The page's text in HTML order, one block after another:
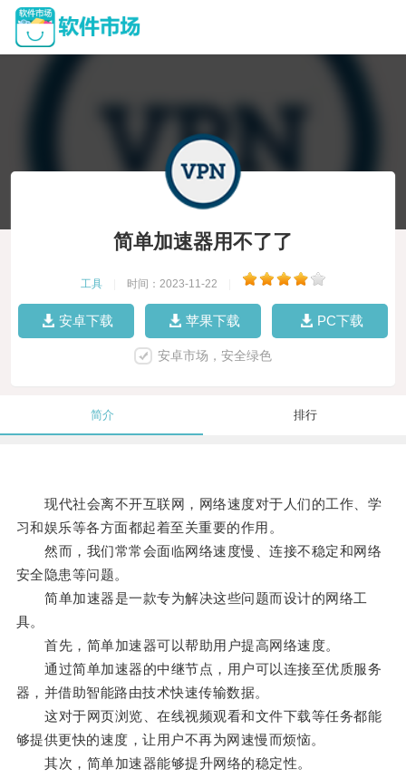
简单加速器用不了了
工具 时间：2023-11-22
安卓下载 苹果下载 PC下载
安卓市场，安全绿色
简介 排行
现代社会离不开互联网，网络速度对于人们的工作、学
习和娱乐等各方面都起着至关重要的作用。
然而，我们常常会面临网络速度慢、连接不稳定和网络
安全隐患等问题。
简单加速器是一款专为解决这些问题而设计的网络工
具。
首先，简单加速器可以帮助用户提高网络速度。
通过简单加速器的中继节点，用户可以连接至优质服务
器，并借助智能路由技术快速传输数据。
这对于网页浏览、在线视频观看和文件下载等任务都能
够提供更快的速度，让用户不再为网速慢而烦恼。
其次，简单加速器能够提升网络的稳定性。